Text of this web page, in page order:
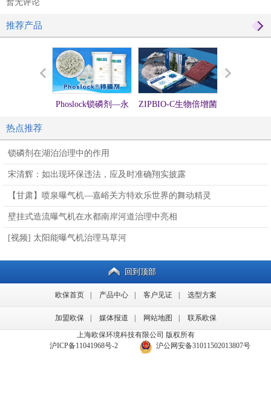
推荐产品
Phoslock锁磷剂—永 ZIPBIO-C生物倍增菌
热点推荐
锁磷剂在湖泊治理中的作用
宋清辉：如出现环保违法，应及时准确翔实披露
【甘肃】喷泉曝气机—嘉峪关方特欢乐世界的舞动精灵
壁挂式造流曝气机在水都南岸河道治理中亮相
[视频] 太阳能曝气机治理马草河
回到顶部
欧保首页 产品中心 客户见证 选型方案
加盟欧保 媒体报道 网站地图
联系欧保
上海欧保环境科技有限公司 版权所有
沪ICP备11041968号-2 沪公网安备31011502013807号